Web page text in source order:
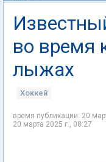
во время
лыжах
Хоккей
время публикации: 20
20 марта 2025 г., 08:27